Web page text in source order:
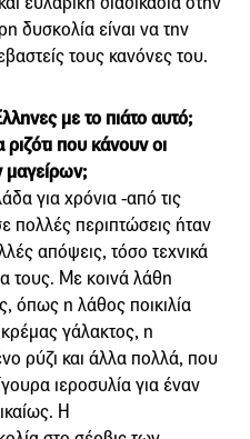
δυσκολία είναι να την
τους κανόνες του.
με το πιάτο αυτό;
που κάνουν οι
μαγείρων;
για χρόνια -από τις
περιπτώσεις ήταν
απόψεις, τόσο τεχνικά
τους. Με κοινά λάθη
όπως η λάθος ποικιλία
γάλακτος, η
ρύζι και άλλα πολλά, που
ιεροσυλία για έναν
Η